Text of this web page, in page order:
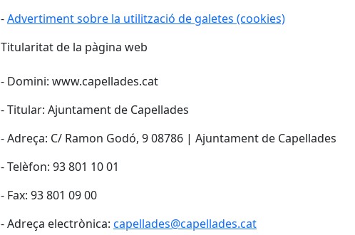
-Advertiment sobre la utilització de galetes (cookies)
Titularitat de la pàgina web
- Domini: www.capellades.cat
- Titular: Ajuntament de Capellades
- Adreça: C/ Ramon Godó, 9 08786 | Ajuntament de Capellades
- Telèfon: 93 801 10 01
- Fax: 93 801 09 00
- Adreça electrònica: capellades@capellades.cat